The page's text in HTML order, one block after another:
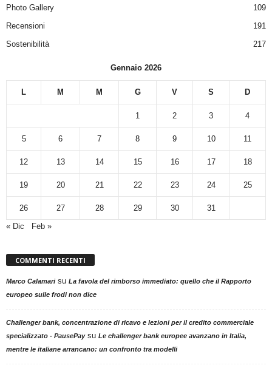
Photo Gallery
109
Recensioni
191
Sostenibilità
217
Gennaio 2026
L M M G V S D
1 2 3 4
5 6 7 8 9 10 11
12 13 14 15 16 17 18
19 20 21 22 23 24 25
26 27 28 29 30
31
« Dic
Feb »
COMMENTI RECENTI
Marco Calamarisu La favola del rimborso immediato: quello che il Rapporto
europeo sulle frodi non dice
Challenger bank, concentrazione di ricavo e lezioni per il credito commerciale
specializzato - PausePaysu Le challenger bank europee avanzano in Italia,
mentre le italiane arrancano: un confronto tra modelli